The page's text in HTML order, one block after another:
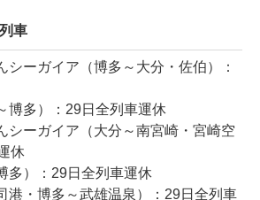
車
シーガイア（博多～大分・佐伯）：
博多）：29日全列車運休
シーガイア（大分～南宮崎・宮崎空
休
多）：29日全列車運休
港・博多～武雄温泉）：29日全列車